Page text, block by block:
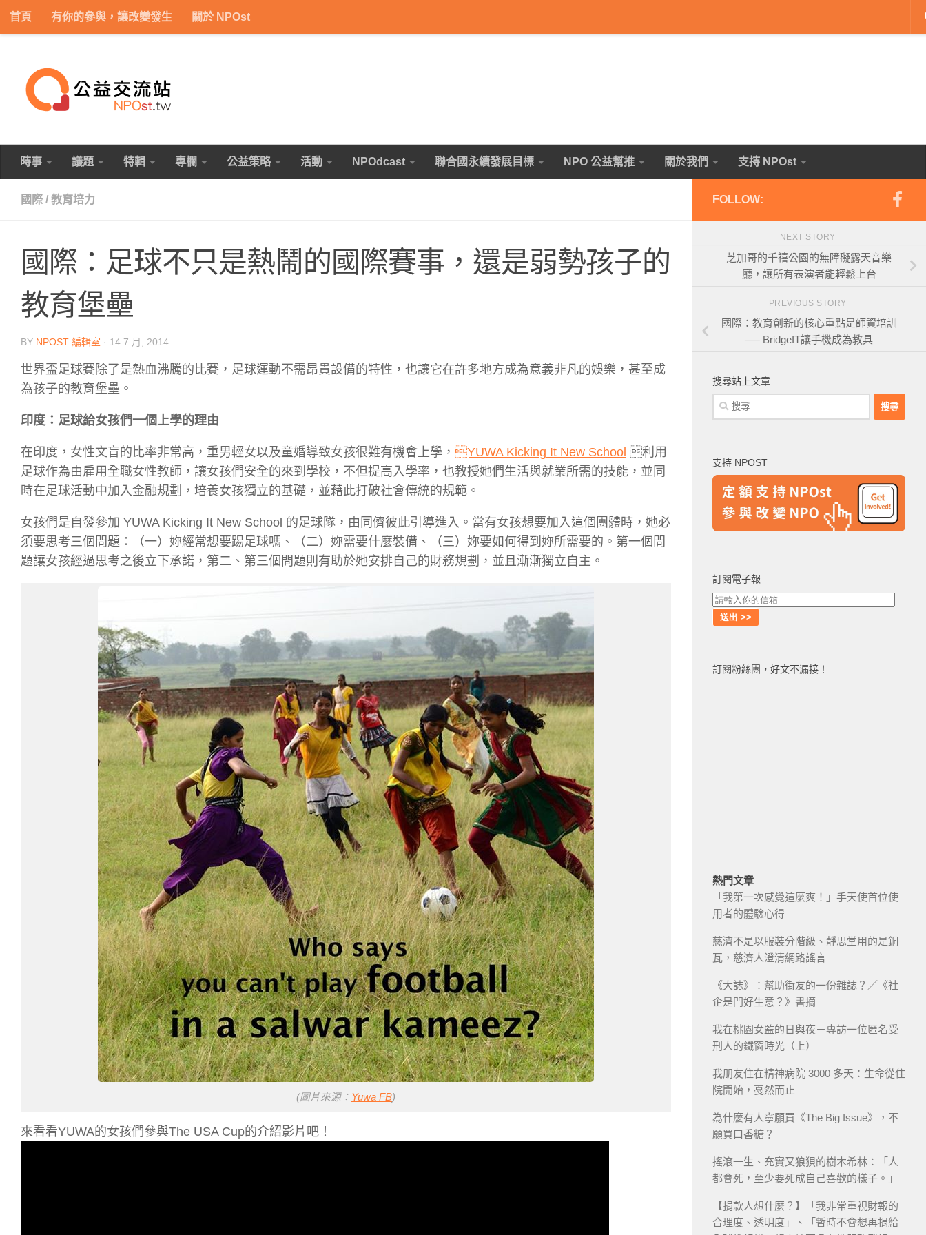
Skip to content
首頁 有你的參與，讓改變發生 關於 NPOst
時事 議題 特輯 專欄 公益策略 活動 NPOdcast 聯合國永續發展目標 NPO 公益幫推 關於我們 支持 NPOst
國際 / 教育培力
國際：足球不只是熱鬧的國際賽事，還是弱勢孩子的
教育堡壘
BY NPOST 編輯室 · 14 7 月, 2014
世界盃足球賽除了是熱血沸騰的比賽，足球運動不需昂貴設備的特性，也讓它在許多地方成為意義非凡的娛樂，甚至成
為孩子的教育堡壘。
印度：足球給女孩們一個上學的理由
在印度，女性文盲的比率非常高，重男輕女以及童婚導致女孩很難有機會上學， YUWA Kicking It New School 利用
足球作為由雇用全職女性教師，讓女孩們安全的來到學校，不但提高入學率，也教授她們生活與就業所需的技能，並同
時在足球活動中加入金融規劃，培養女孩獨立的基礎，並藉此打破社會傳統的規範。
女孩們是自發參加 YUWA Kicking It New School 的足球隊，由同儕彼此引導進入。當有女孩想要加入這個團體時，她必
須要思考三個問題：（一）妳經常想要踢足球嗎、（二）妳需要什麼裝備、（三）妳要如何得到妳所需要的。第一個問
題讓女孩經過思考之後立下承諾，第二、第三個問題則有助於她安排自己的財務規劃，並且漸漸獨立自主。
(圖片來源： Yuwa FB)
來看看YUWA的女孩們參與The USA Cup的介紹影片吧！
FOLLOW:
NEXT STORY
芝加哥的千禧公園的無障礙露天音樂
廳，讓所有表演者能輕鬆上台
PREVIOUS STORY
國際：教育創新的核心重點是師資培訓
── BridgeIT讓手機成為教具
搜尋站上文章
搜
尋
字:
支持 NPOST
訂閱電子報
訂閱粉絲團，好文不漏接！
熱門文章
「我第一次感覺這麼爽！」手天使首位使
用者的體驗心得
慈濟不是以服裝分階級、靜思堂用的是銅
瓦，慈濟人澄清網路謠言
《大誌》：幫助街友的一份雜誌？／《社
企是門好生意？》書摘
我在桃園女監的日與夜－專訪一位匿名受
刑人的鐵窗時光（上）
我朋友住在精神病院 3000 多天：生命從住
院開始，戞然而止
為什麼有人寧願買《The Big Issue》，不
願買口香糖？
搖滾一生、充實又狼狽的樹木希林：「人
都會死，至少要死成自己喜歡的樣子。」
【捐款人想什麼？】「我非常重視財報的
合理度、透明度」、「暫時不會想再捐給